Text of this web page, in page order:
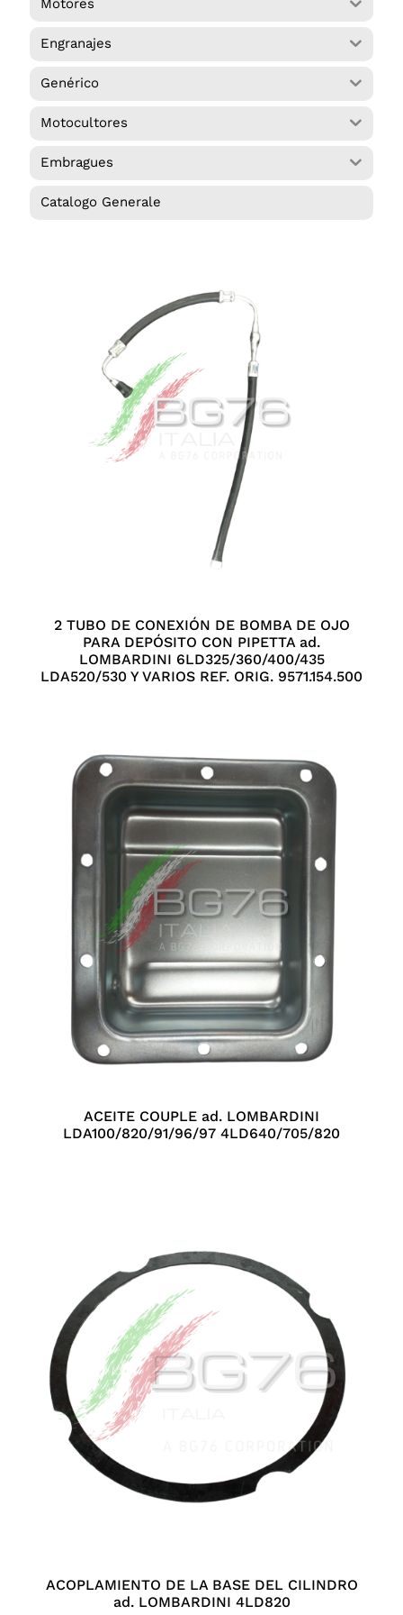
Mi cuenta
Motores
Engranajes
Genérico
Motocultores
Embragues
Catalogo Generale
2 TUBO DE CONEXIÓN DE BOMBA DE OJO
PARA DEPÓSITO CON PIPETTA ad.
LOMBARDINI 6LD325/360/400/435
LDA520/530 Y VARIOS REF. ORIG. 9571.154.500
ACEITE COUPLE ad. LOMBARDINI
LDA100/820/91/96/97 4LD640/705/820
ACOPLAMIENTO DE LA BASE DEL CILINDRO
ad. LOMBARDINI 4LD820